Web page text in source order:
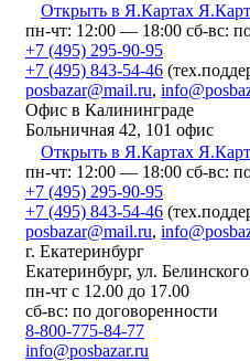
Открыть в Я.Картах
пн-чт: 12:00 — 18:00 сб-вс:
+7 (495) 295-90-95
+7 (495) 843-54-46
posbazar@mail.ru,
Офис в Калининграде
Больничная 42, 101 офис
Открыть в Я.Картах
пн-чт: 12:00 — 18:00 сб-вс:
+7 (495) 295-90-95
+7 (495) 843-54-46
posbazar@mail.ru,
г. Екатеринбург
​Екатеринбург, ул.
пн-чт с 12.00 до 17.00
сб-вс: по договоренности
8-800-775-84-77
info@posbazar.ru